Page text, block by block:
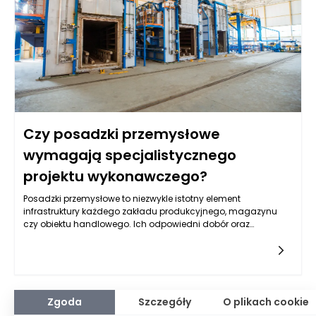
sposób i kiedy mogą wystąpić różne problemy, co znacząco
podnosi efektywność działania zarządzających budynkami.
Czy posadzki przemysłowe
wymagają specjalistycznego
projektu wykonawczego?
Posadzki przemysłowe to niezwykle istotny element
infrastruktury każdego zakładu produkcyjnego, magazynu
czy obiektu handlowego. Ich odpowiedni dobór oraz
zadania. Złożoność tego procesu jest spowodowana
różnorodnością materiałów, technologii oraz wymagań
dotyczących obciążenia, co sprawia, że jedynie fachowo
Zgoda Szczegóły O plikach cookie